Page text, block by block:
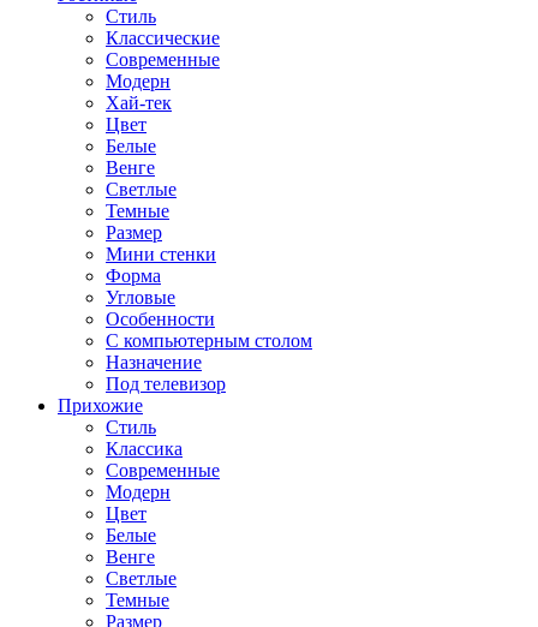
Стиль
Классические
Современные
Модерн
Хай-тек
Цвет
Белые
Венге
Светлые
Темные
Размер
Мини стенки
Форма
Угловые
Особенности
С компьютерным столом
Назначение
Под телевизор
Прихожие
Стиль
Классика
Современные
Модерн
Цвет
Белые
Венге
Светлые
Темные
Размер